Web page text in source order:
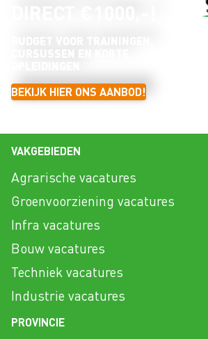
BEKIJK HIER ONS AANBOD!
VAKGEBIEDEN
Agrarische vacatures
Groenvoorziening vacatures
Infra vacatures
Bouw vacatures
Techniek vacatures
Industrie vacatures
PROVINCIE